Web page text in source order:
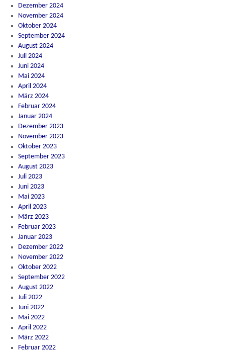
Dezember 2024
November 2024
Oktober 2024
September 2024
August 2024
Juli 2024
Juni 2024
Mai 2024
April 2024
März 2024
Februar 2024
Januar 2024
Dezember 2023
November 2023
Oktober 2023
September 2023
August 2023
Juli 2023
Juni 2023
Mai 2023
April 2023
März 2023
Februar 2023
Januar 2023
Dezember 2022
November 2022
Oktober 2022
September 2022
August 2022
Juli 2022
Juni 2022
Mai 2022
April 2022
März 2022
Februar 2022